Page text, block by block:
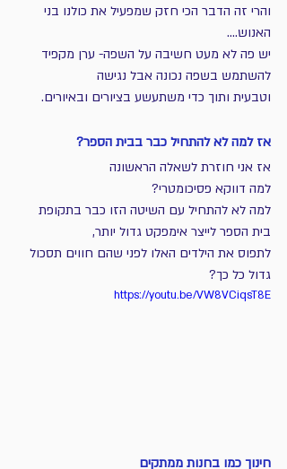
והרי זה הדבר הכי חזק שמפעיל את כולנו בני
האנוש....
יש פה לא מעט חשיבה על השפה- ערן מקפיד
להשתמש בשפה נכונה אבל נגישה
וטבעית ותוך כדי משתעשע בציורים ובאיורים.
אז למה לא להתחיל כבר בבית הספר?
אז אני חוזרת לשאלה הראשונה
למה דווקא פסיכומטרי?
למה לא להתחיל עם השיטה הזו כבר בתקופת
בית הספר לייצר אימפקט גדול יותר,
לתפוס את הילדים האלו לפני שהם חווים תסכול
גדול כל כך?
https://youtu.be/VW8VCiqsT8E
חינוך כמו בחנות ממתקים